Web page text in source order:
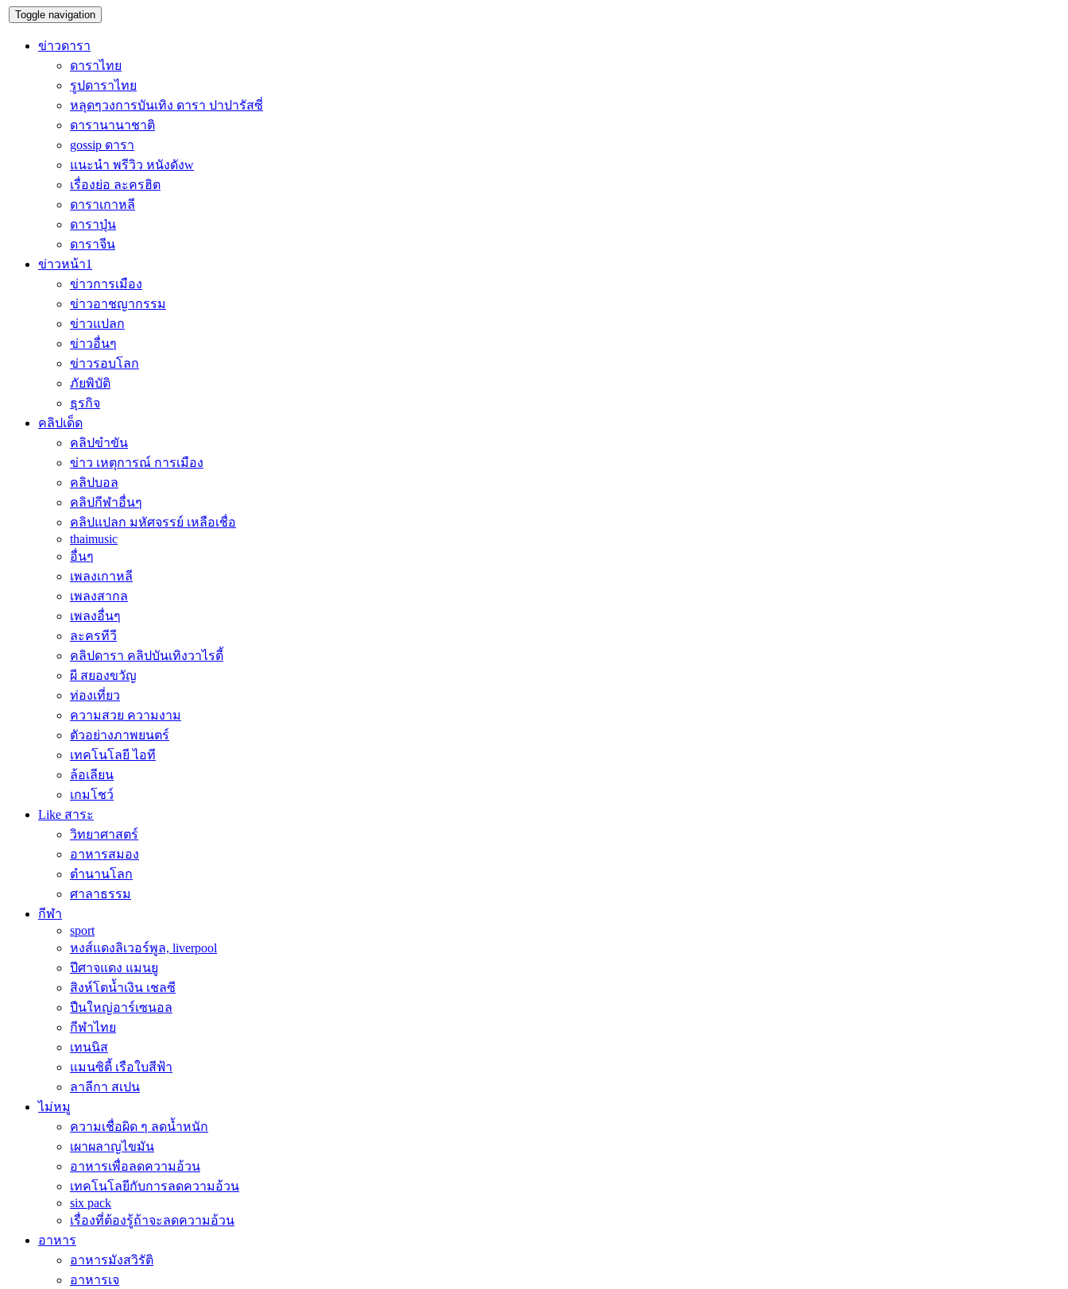
Toggle navigation
ข่าวดารา
ดาราไทย
รูปดาราไทย
หลุดๆวงการบันเทิง ดารา ปาปารัสซี่
ดารานานาชาติ
gossip ดารา
แนะนำ พรีวิว หนังดังw
เรื่องย่อ ละครฮิต
ดาราเกาหลี
ดาราปุ่น
ดาราจีน
ข่าวหน้า1
ข่าวการเมือง
ข่าวอาชญากรรม
ข่าวแปลก
ข่าวอื่นๆ
ข่าวรอบโลก
ภัยพิบัติ
ธุรกิจ
คลิปเด็ด
คลิปขำขัน
ข่าว เหตุการณ์ การเมือง
คลิปบอล
คลิปกีฬาอื่นๆ
คลิปแปลก มหัศจรรย์ เหลือเชื่อ
thaimusic
อื่นๆ
เพลงเกาหลี
เพลงสากล
เพลงอื่นๆ
ละครทีวี
คลิปดารา คลิปบันเทิงวาไรตี้
ผี สยองขวัญ
ท่องเที่ยว
ความสวย ความงาม
ตัวอย่างภาพยนตร์
เทคโนโลยี ไอที
ล้อเลียน
เกมโชว์
Like สาระ
วิทยาศาสตร์
อาหารสมอง
ตำนานโลก
ศาลาธรรม
กีฬา
sport
หงส์แดงลิเวอร์พูล, liverpool
ปีศาจแดง แมนยู
สิงห์โตน้ำเงิน เชลซี
ปืนใหญ่อาร์เซนอล
กีฬาไทย
เทนนิส
แมนซิตี้ เรือใบสีฟ้า
ลาลีกา สเปน
ไม่หมู
ความเชื่อผิด ๆ ลดน้ำหนัก
เผาผลาญไขมัน
อาหารเพื่อลดความอ้วน
เทคโนโลยีกับการลดความอ้วน
six pack
เรื่องที่ต้องรู้ถ้าจะลดความอ้วน
อาหาร
อาหารมังสวิรัติ
อาหารเจ